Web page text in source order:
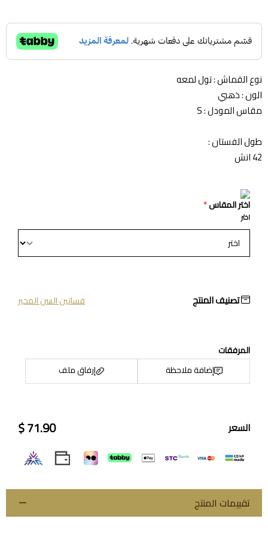
نوع القماش : تول لمعه
الون : ذهبي
مقاس المودل : S
طول الفستان :
42 انش
اختر المقاس*
اختر
تصنيف المنتج فساتين السن المحير
المرفقات
إضافة ملاحظة
إرفاق ملف
السعر 71.90 $
تقييمات المنتج